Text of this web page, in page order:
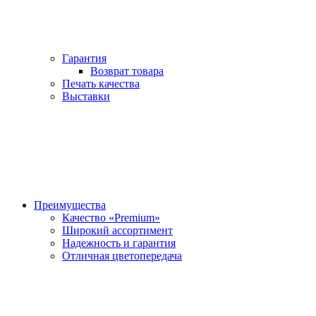
Гарантия
Возврат товара
Печать качества
Выставки
Преимущества
Качество «Premium»
Широкий ассортимент
Надежность и гарантия
Отличная цветопередача